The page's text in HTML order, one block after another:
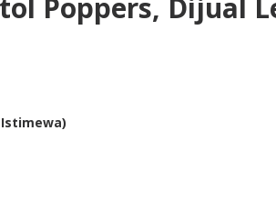
Poppers, Dijual
Istimewa)